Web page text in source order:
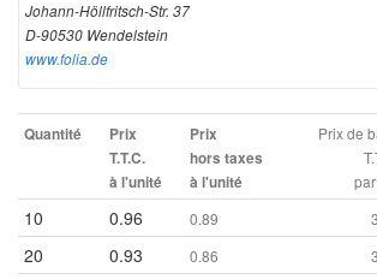
Johann-Höllfritsch-Str. 37
D-90530 Wendelstein
www.folia.de
Quantité
Prix
T.T.C.
à l'unité
Prix
hors taxes
à l'unité
Prix de
10 0.96 0.89
20 0.93 0.86